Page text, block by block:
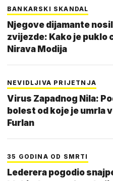
BANKARSKI SKANDAL
Njegove dijamante
zvijezde: Kako je puklo
Nirava Modija
NEVIDLJIVA PRIJETNJA
Virus Zapadnog Nila:
bolest od koje je umrla
Furlan
35 GODINA OD SMRTI
Lederera pogodio